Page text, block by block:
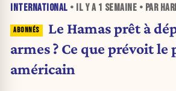
INTERNATIONAL • IL Y A 1 SEMAINE • PAR
Le Hamas prêt à
armes ? Ce que prévoit le
américain